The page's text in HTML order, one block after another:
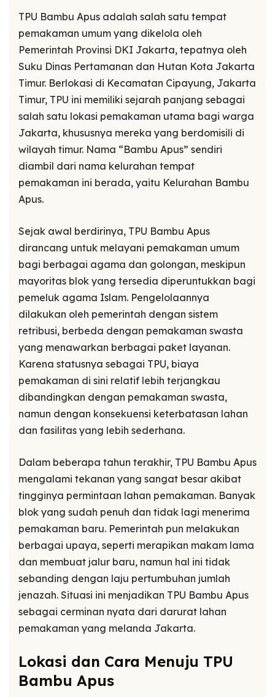
TPU Bambu Apus adalah salah satu tempat
pemakaman umum yang dikelola oleh
Pemerintah Provinsi DKI Jakarta, tepatnya oleh
Suku Dinas Pertamanan dan Hutan Kota Jakarta
Timur. Berlokasi di Kecamatan Cipayung, Jakarta
Timur, TPU ini memiliki sejarah panjang sebagai
salah satu lokasi pemakaman utama bagi warga
Jakarta, khususnya mereka yang berdomisili di
wilayah timur. Nama “Bambu Apus” sendiri
diambil dari nama kelurahan tempat
pemakaman ini berada, yaitu Kelurahan Bambu
Apus.
Sejak awal berdirinya, TPU Bambu Apus
dirancang untuk melayani pemakaman umum
bagi berbagai agama dan golongan, meskipun
mayoritas blok yang tersedia diperuntukkan bagi
pemeluk agama Islam. Pengelolaannya
dilakukan oleh pemerintah dengan sistem
retribusi, berbeda dengan pemakaman swasta
yang menawarkan berbagai paket layanan.
Karena statusnya sebagai TPU, biaya
pemakaman di sini relatif lebih terjangkau
dibandingkan dengan pemakaman swasta,
namun dengan konsekuensi keterbatasan lahan
dan fasilitas yang lebih sederhana.
Dalam beberapa tahun terakhir, TPU Bambu Apus
mengalami tekanan yang sangat besar akibat
tingginya permintaan lahan pemakaman. Banyak
blok yang sudah penuh dan tidak lagi menerima
pemakaman baru. Pemerintah pun melakukan
berbagai upaya, seperti merapikan makam lama
dan membuat jalur baru, namun hal ini tidak
sebanding dengan laju pertumbuhan jumlah
jenazah. Situasi ini menjadikan TPU Bambu Apus
sebagai cerminan nyata dari darurat lahan
pemakaman yang melanda Jakarta.
Lokasi dan Cara Menuju TPU
Bambu Apus